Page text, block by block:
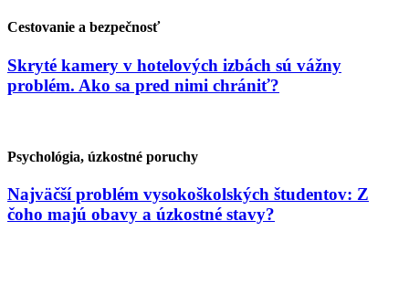
Cestovanie a bezpečnosť
Skryté kamery v hotelových izbách sú vážny
problém. Ako sa pred nimi chrániť?
Psychológia, úzkostné poruchy
Najväčší problém vysokoškolských študentov: Z
čoho majú obavy a úzkostné stavy?